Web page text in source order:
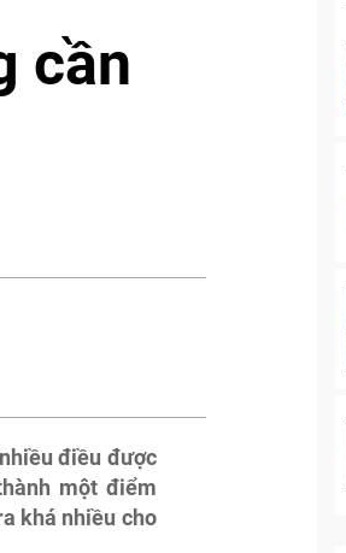
cần
điều được
một điểm
khá nhiều cho